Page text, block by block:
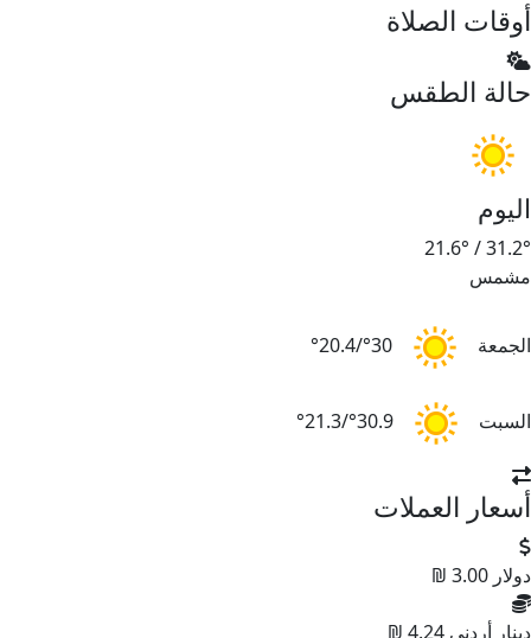
أوقات الصلاة
حالة الطقس
اليوم
31.2°
/
21.6°
مشمس
الجمعة 30°/20.4°
السبت 30.9°/21.3°
أسعار العملات
دولار 3.00 ₪
دينار أردني 4.24 ₪